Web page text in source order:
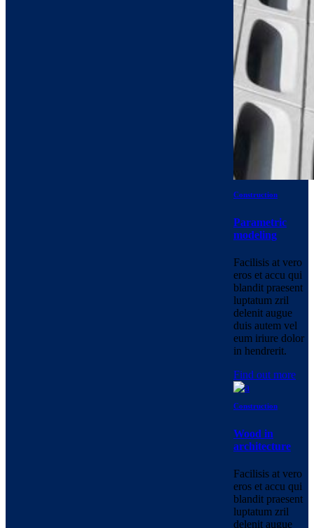
Construction
Parametric
modeling
Facilisis at vero
eros et accu qui
blandit praesent
luptatum zril
delenit augue
duis autem vel
eum iriure dolor
in hendrerit.
Find out more
Construction
Wood in
architecture
Facilisis at vero
eros et accu qui
blandit praesent
luptatum zril
delenit augue